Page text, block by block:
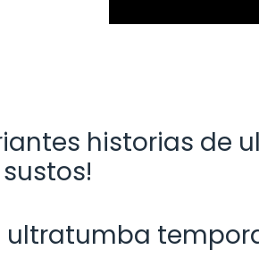
historias de
ultratumba